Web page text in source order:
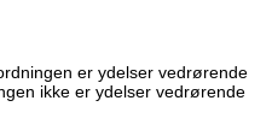
er ydelser vedrørende
ikke er ydelser vedrørende